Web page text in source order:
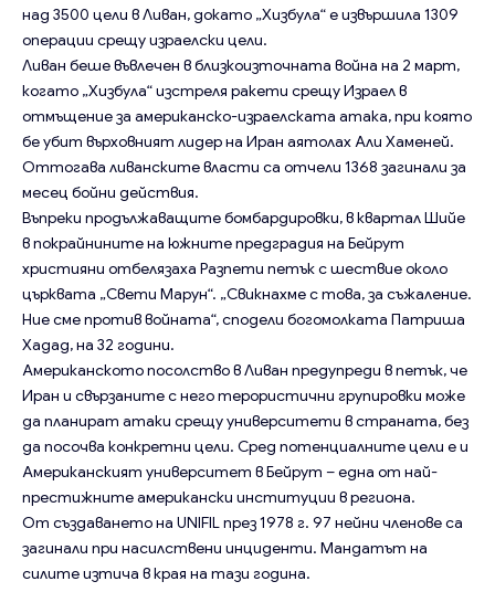
над 3500 цели в Ливан, докато „Хизбула“ е извършила 1309
операции срещу израелски цели.
Ливан беше въвлечен в близкоизточната война на 2 март,
когато „Хизбула“ изстреля ракети срещу Израел в
отмъщение за американско-израелската атака, при която
бе убит върховният лидер на Иран аятолах Али Хаменей.
Оттогава ливанските власти са отчели 1368 загинали за
месец бойни действия.
Въпреки продължаващите бомбардировки, в квартал Шийе
в покрайнините на южните предградия на Бейрут
християни отбелязаха Разпети петък с шествие около
църквата „Свети Марун“. „Свикнахме с това, за съжаление.
Ние сме против войната“, сподели богомолката Патриша
Хадад, на 32 години.
Американското посолство в Ливан предупреди в петък, че
Иран и свързаните с него терористични групировки може
да планират атаки срещу университети в страната, без
да посочва конкретни цели. Сред потенциалните цели е и
Американският университет в Бейрут – една от най-
престижните американски институции в региона.
От създаването на UNIFIL през 1978 г. 97 нейни членове са
загинали при насилствени инциденти. Мандатът на
силите изтича в края на тази година.